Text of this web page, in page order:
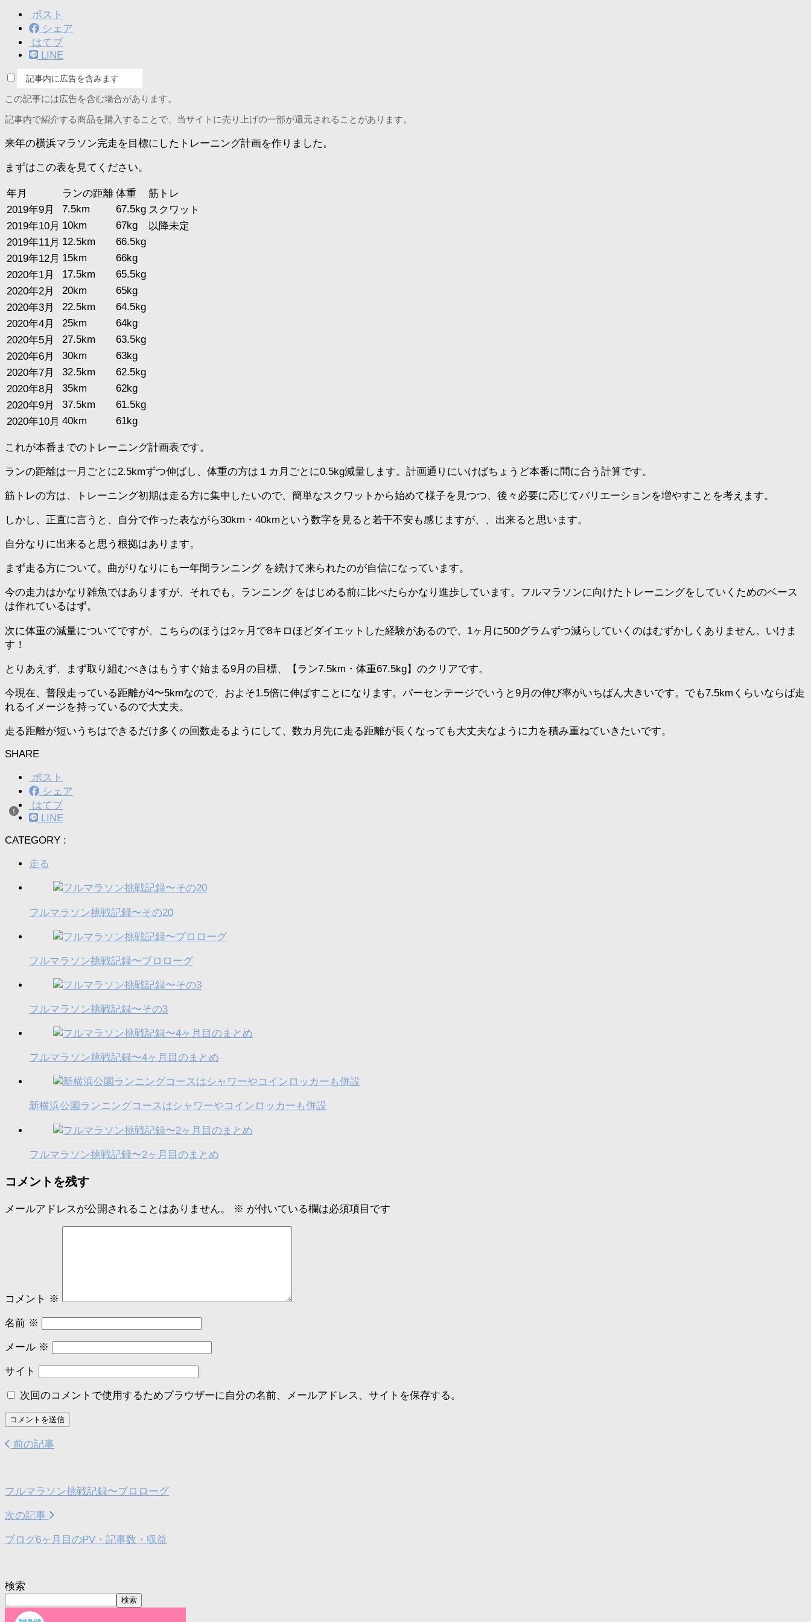
ポスト
シェア
はてブ
LINE
記事内に広告を含みます
この記事には広告を含む場合があります。
記事内で紹介する商品を購入することで、当サイトに売り上げの一部が還元されることがあります。
来年の横浜マラソン完走を目標にしたトレーニング計画を作りました。
まずはこの表を見てください。
年月 ランの距離 体重
筋トレ
2019年9月
7.5km 67.5kg スクワット
2019年10月 10km 67kg
以降未定
2019年11月 12.5km
66.5kg
2019年12月 15km
66kg
2020年1月
17.5km
65.5kg
2020年2月
20km
65kg
2020年3月
22.5km
64.5kg
2020年4月
25km
64kg
2020年5月
27.5km
63.5kg
2020年6月
30km
63kg
2020年7月
32.5km
62.5kg
2020年8月
35km
62kg
2020年9月
37.5km
61.5kg
2020年10月 40km 61kg
これが本番までのトレーニング計画表です。
ランの距離は一月ごとに2.5kmずつ伸ばし、体重の方は１カ月ごとに0.5kg減量します。計画通りにいけばちょうど本番に間に合う計算です。
筋トレの方は、トレーニング初期は走る方に集中したいので、簡単なスクワットから始めて様子を見つつ、後々必要に応じてバリエーションを増やすことを考えます。
しかし、正直に言うと、自分で作った表ながら30km・40kmという数字を見ると若干不安も感じますが、、出来ると思います。
自分なりに出来ると思う根拠はあります。
まず走る方について。曲がりなりにも一年間ランニング を続けて来られたのが自信になっています。
今の走力はかなり雑魚ではありますが、それでも、ランニング をはじめる前に比べたらかなり進歩しています。フルマラソンに向けたトレーニングをしていくためのベース
は作れているはず。
次に体重の減量についてですが、こちらのほうは2ヶ月で8キロほどダイエットした経験があるので、1ヶ月に500グラムずつ減らしていくのはむずかしくありません。いけま
す！
とりあえず、まず取り組むべきはもうすぐ始まる9月の目標、【ラン7.5km・体重67.5kg】のクリアです。
今現在、普段走っている距離が4〜5kmなので、およそ1.5倍に伸ばすことになります。パーセンテージでいうと9月の伸び率がいちばん大きいです。でも7.5kmくらいならば走
れるイメージを持っているので大丈夫。
走る距離が短いうちはできるだけ多くの回数走るようにして、数カ月先に走る距離が長くなっても大丈夫なように力を積み重ねていきたいです。
SHARE
ポスト
シェア
はてブ
LINE
CATEGORY :
走る
フルマラソン挑戦記録〜その20
フルマラソン挑戦記録〜プロローグ
フルマラソン挑戦記録〜その3
フルマラソン挑戦記録〜4ヶ月目のまとめ
新横浜公園ランニングコースはシャワーやコインロッカーも併設
フルマラソン挑戦記録〜2ヶ月目のまとめ
コメントを残す
メールアドレスが公開されることはありません。 ※ が付いている欄は必須項目です
コメント ※
名前 ※
メール ※
サイト
次回のコメントで使用するためブラウザーに自分の名前、メールアドレス、サイトを保存する。
前の記事
フルマラソン挑戦記録〜プロローグ
次の記事
ブログ6ヶ月目のPV・記事数・収益
検索
検索